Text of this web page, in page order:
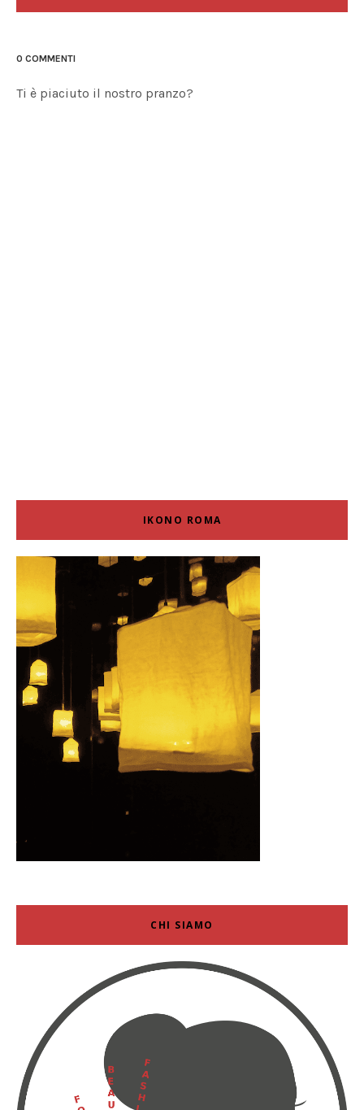
0 COMMENTI
Ti è piaciuto il nostro pranzo?
IKONO ROMA
CHI SIAMO